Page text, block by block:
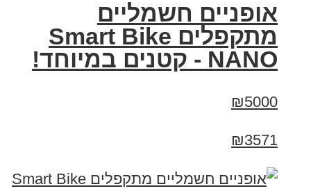
אופניים חשמליים
מתקפלים Smart Bike
NANO - קטנים במיוחד!
₪5000
₪3571